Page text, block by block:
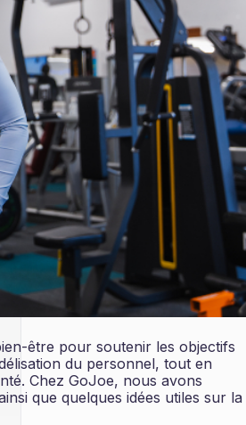
être pour soutenir les objectifs
du personnel, tout en
Chez GoJoe, nous avons
que quelques idées utiles sur la